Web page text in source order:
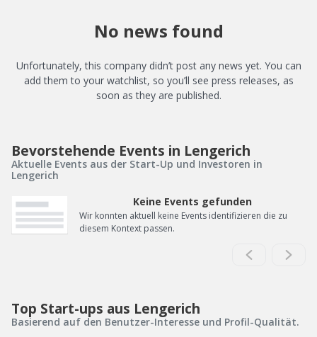
No news found
Unfortunately, this company didn’t post any news yet. You can
add them to your watchlist, so you’ll see press releases, as
soon as they are published.
Bevorstehende Events in Lengerich
Aktuelle Events aus der Start-Up und Investoren in
Lengerich
Keine Events gefunden
Wir konnten aktuell keine Events identifizieren die zu
diesem Kontext passen.
Top Start-ups aus Lengerich
Basierend auf den Benutzer-Interesse und Profil-Qualität.